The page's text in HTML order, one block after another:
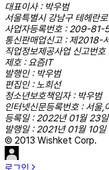
대표이사 : 박우범
서울특별시 강남구 테헤란
사업자등록번호 : 209-
통신판매업신고 : 제2018-
직업정보제공사업 신고번
제호 : 요즘IT
발행인 : 박우범
편집인 : 노희선
청소년보호책임자 : 박우범
인터넷신문등록번호 : 서울
등록일 : 2022년 01월 23일
발행일 : 2021년 01월 10일
© 2013 Wishket Corp.